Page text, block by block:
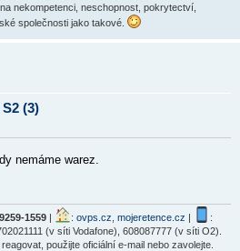
nekompetenci, neschopnost, pokrytectví,
společnosti jako takové.
(3)
nemáme warez.
1559 | : ovps.cz mojeretence.cz |
:
(v síti Vodafone), 608087777 (v síti O2).
použijte oficiální e-mail nebo zavolejte.